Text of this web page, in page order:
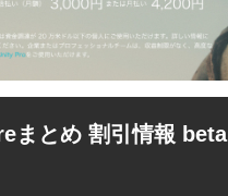
まとめ 割引情報 beta